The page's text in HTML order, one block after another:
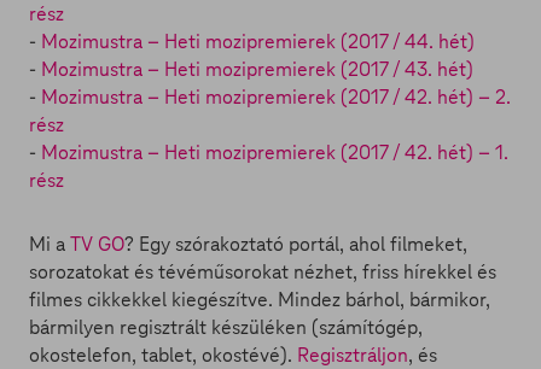
rész
- Mozimustra – Heti mozipremierek (2017 / 44. hét)
- Mozimustra – Heti mozipremierek (2017 / 43. hét)
- Mozimustra – Heti mozipremierek (2017 / 42. hét) – 2.
rész
- Mozimustra – Heti mozipremierek (2017 / 42. hét) – 1.
rész
Mi aTV GO? Egy szórakoztató portál, ahol filmeket,
sorozatokat és tévéműsorokat nézhet, friss hírekkel és
filmes cikkekkel kiegészítve. Mindez bárhol, bármikor,
bármilyen regisztrált készüléken (számítógép,
okostelefon, tablet, okostévé). Regisztráljon, és